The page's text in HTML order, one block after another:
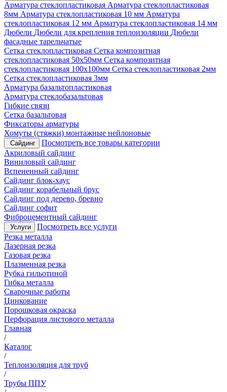
Арматура стеклопластиковая Арматура стеклопластиковая
8мм Арматура стеклопластиковая 10 мм Арматура
стеклопластиковая 12 мм Арматура стеклопластиковая 14 мм
Дюбели Дюбели для крепления теплоизоляции Дюбели
фасадные тарельчатые
Сетка стеклопластиковая Сетка композитная
стеклопластиковая 50х50мм Сетка композитная
стеклопластиковая 100х100мм Сетка стеклопластиковая 2мм
Сетка стеклопластиковая 3мм
Арматура базальтопластиковая
Арматура стеклобазальтовая
Гибкие связи
Сетка базальтовая
Фиксаторы арматуры
Хомуты (стяжки) монтажные нейлоновые
Сайдинг
Посмотреть все товары категории
Акриловый сайдинг
Виниловый сайдинг
Вспененный сайдинг
Сайдинг блок-хаус
Сайдинг корабельный брус
Сайдинг под дерево, бревно
Сайдинг софит
Фиброцементный сайдинг
Услуги
Посмотреть все услуги
Резка металла
Лазерная резка
Газовая резка
Плазменная резка
Рубка гильотиной
Гибка металла
Сварочные работы
Цинкование
Порошковая окраска
Перфорация листового металла
Главная
/
Каталог
/
Теплоизоляция для труб
/
Трубы ППУ